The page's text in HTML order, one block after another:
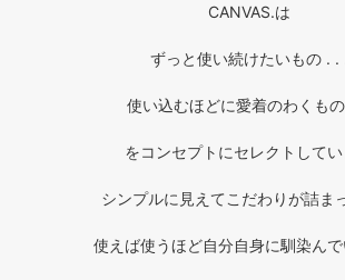
CANVAS.は
ずっと使い続けたいもの . .
使い込むほどに愛着のわくも
をコンセプトにセレクトして
シンプルに見えてこだわりが詰ま
使えば使うほど自分自身に馴染ん